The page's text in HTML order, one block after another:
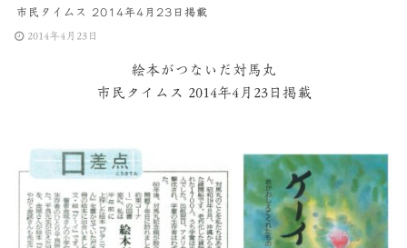
市民タイムス 2014年4月23日掲載
2014年4月23日
絵本がつないだ対馬丸
市民タイムス 2014年4月23日掲載